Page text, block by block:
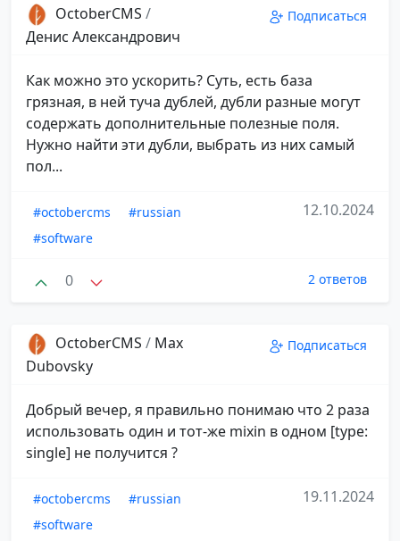
OctoberCMS /
Денис Александрович
Подписаться
Как можно это ускорить? Суть, есть база
грязная, в ней туча дублей, дубли разные могут
содержать дополнительные полезные поля.
Нужно найти эти дубли, выбрать из них самый
пол...
#octobercms
#russian
#software
12.10.2024
0 2 ответов
OctoberCMS / Max
Dubovsky
Подписаться
Добрый вечер, я правильно понимаю что 2 раза
использовать один и тот-же mixin в одном [type:
single] не получится ?
#octobercms
#russian
#software
19.11.2024